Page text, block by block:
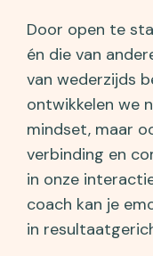
Door open te
én die van
van wederzijds
ontwikkelen we
mindset, maar
verbinding en
in onze
coach kan je
in